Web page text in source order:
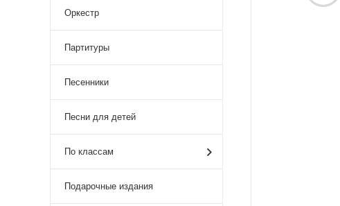
Оркестр
Партитуры
Песенники
Песни для детей
По классам
Подарочные издания